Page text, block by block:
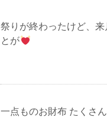
祭りが終わったけど、来
とが
一点ものお財布 たくさ